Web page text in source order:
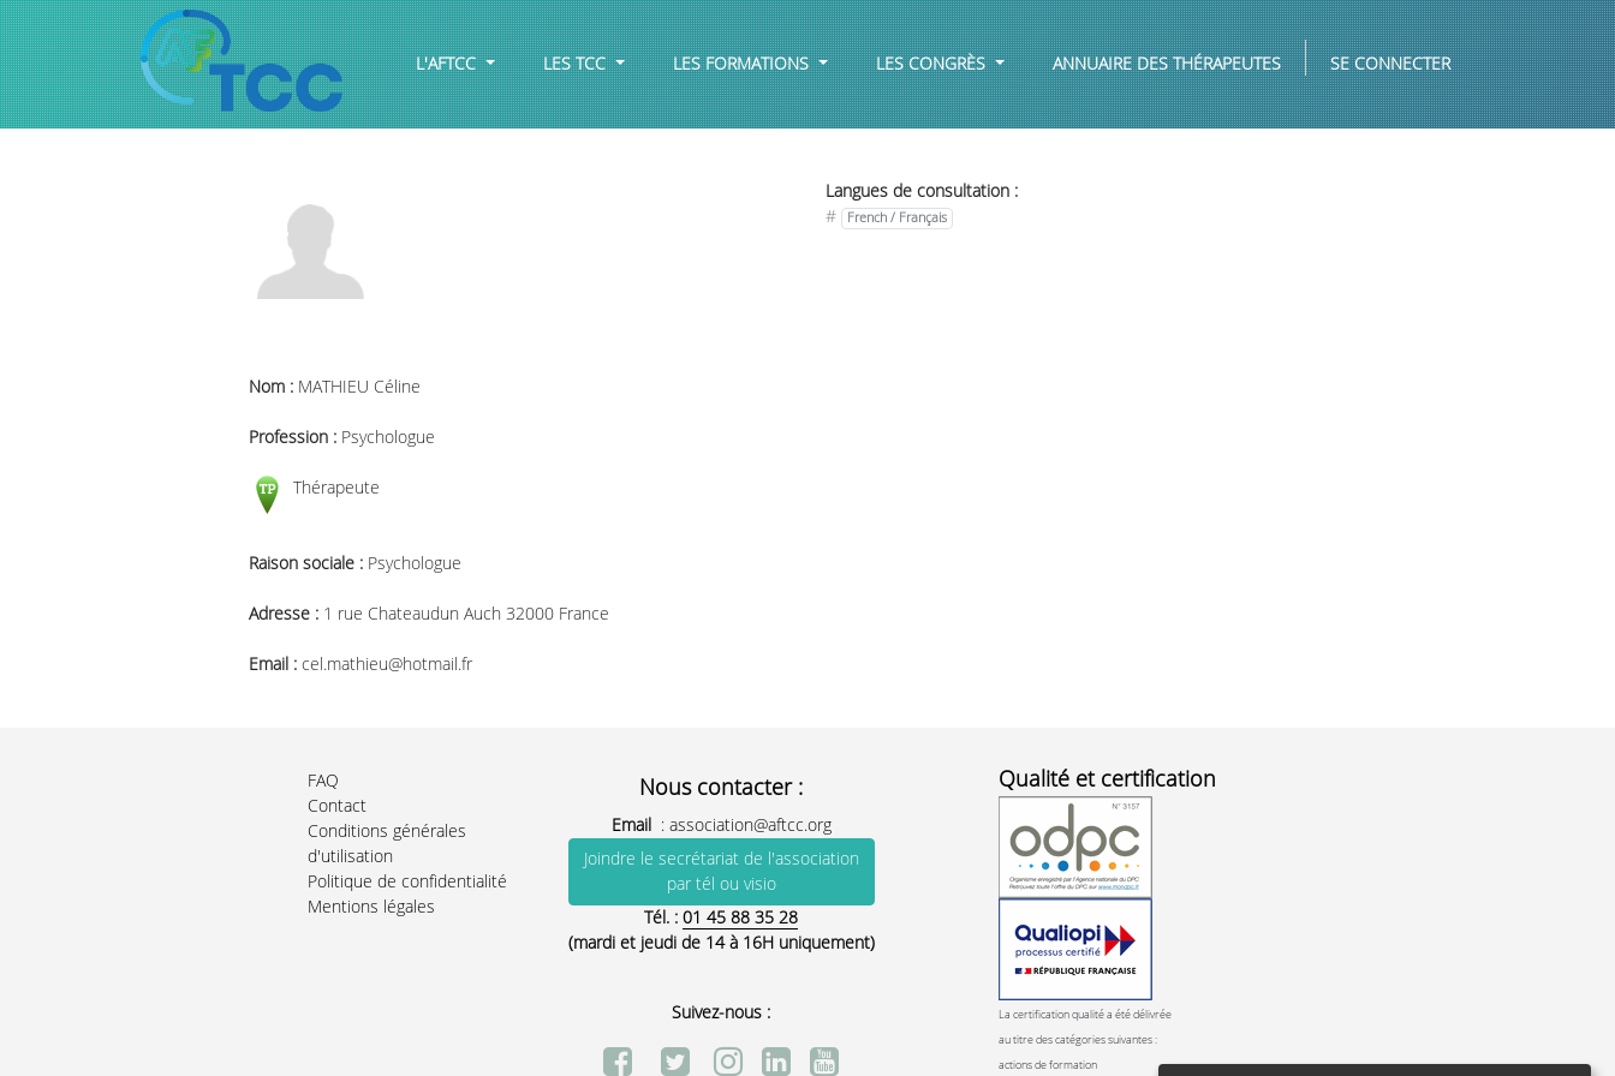
L'AFTCC LES TCC LES FORMATIONS LES CONGRÈS ANNUAIRE DES THÉRAPEUTES SE CONNECTER
Nom : MATHIEU Céline
Profession : Psychologue
Thérapeute
Raison sociale : Psychologue
Adresse : 1 rue Chateaudun Auch 32000 France
Email : cel.mathieu@hotmail.fr
Langues de consultation :
#
French / Français
FAQ
Contact
Conditions générales
d'utilisation
Politique de confidentialité
Mentions légales
Nous contacter :
Email : association@aftcc.org
Joindre le secrétariat de l'association
par tél ou visio
Tél. : 01 45 88 35 28
(mardi et jeudi de 14 à 16H uniquement)
Suivez-nous :
Qualité et certification
La certification qualité a été délivrée
au titre des catégories suivantes :
actions de formation